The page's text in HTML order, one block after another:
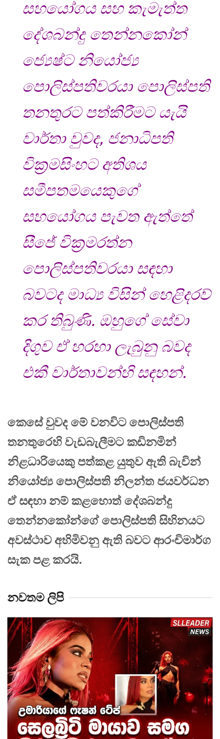
සහයෝගය සහ කැමැත්ත
දේශබන්දු තෙන්නකෝන්
ජ්‍යෙෂ්ට නියෝජ්‍ය
පොලිස්පතිවරයා පොලිස්පති
තනතුරට පත්කිරීමට යැයි
වාර්තා වුවද, ජනාධිපති
වික්‍රමසිංහට අතිශය
සමීපතමයෙකුගේ
සහයෝගය පැවත ඇත්තේ
සීජේ වික්‍රමරත්න
පොලිස්පතිවරයා සඳහා
බවටද මාධ්‍ය විසින් හෙළිදරව්
කර තිබුණි. ඔහුගේ සේවා
දිගුව ඒ හරහා ලැබුනු බවද
එකී වාර්තාවන්හි සඳහන්.
කෙසේ වුවද මේ වනවිට පොලිස්පති
තනතුරෙහි වැඩබැලීමට කඩිනමින්
නිළධාරියෙකු පත්කළ යුතුව ඇති බැවින්
නියෝජ්‍ය පොලිස්පති නිලන්ත ජයවර්ධන
ඒ සඳහා නම් කළහොත් දේශබන්දු
තෙන්නකෝන්ගේ පොලිස්පති සිහිනයට
අවස්ථාව අහිමිවනු ඇති බවට ආරංචිමාර්ග
සැක පළ කරයි.
නවතම ලිපි